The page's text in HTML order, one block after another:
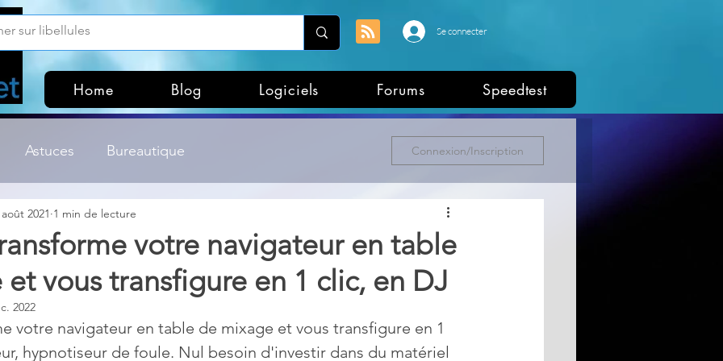
Se connecter
Home Blog Logiciels Forums Speedtest
Astuces Bureautique
Customisation Windows
de fichiers Gestion Système Graphisme
Lightroom & Photoshop Linux
Connexion/Inscription
votre navigateur en table
vous transfigure en 1 clic, en DJ
2021 1 min de lecture
2022
votre navigateur en table de mixage et vous transfigure en 1
hypnotiseur de foule. Nul besoin d'investir dans du matériel